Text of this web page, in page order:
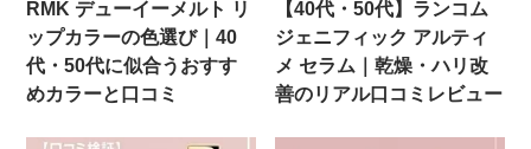
RMK デューイーメルト リ
ップカラーの色選び｜40
代・50代に似合うおすす
めカラーと口コミ
【40代・50代】ランコム
ジェニフィック アルティ
メ セラム｜乾燥・ハリ改
善のリアル口コミレビュー